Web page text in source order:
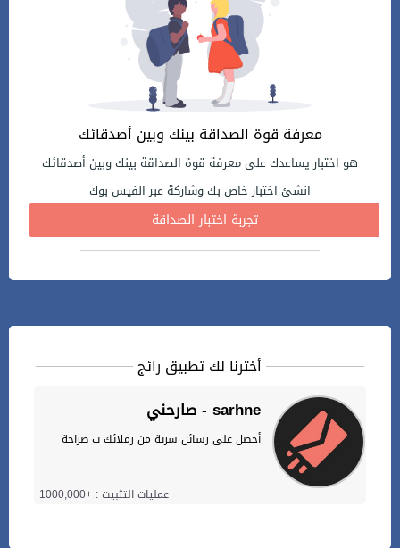
معرفة قوة الصداقة بينك وبين أصدقائك
هو اختبار يساعدك على معرفة قوة الصداقة بينك وبين أصدقائك
انشئ اختبار خاص بك وشاركة عبر الفيس بوك
تجربة اختبار الصداقة
أخترنا لك تطبيق رائج
صارحني - sarhne
أحصل على رسائل سرية من زملائك ب صراحة
عمليات التثبيت : +1000,000